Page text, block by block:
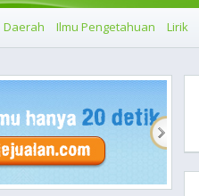
Daerah Ilmu Pengetahuan Lirik